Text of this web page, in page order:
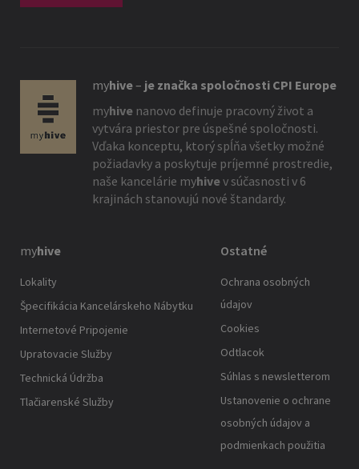
myhive– je značka spoločnosti CPI Europe
myhive nanovo definuje pracovný život a
vytvára priestor pre úspešné spoločnosti.
Vďaka konceptu, ktorý spĺňa všetky možné
požiadavky a poskytuje príjemné prostredie,
naše kancelárie myhivev súčasnosti v 6
krajinách stanovujú nové štandardy.
myhive
Lokality
Špecifikácia Kancelárskeho Nábytku
Internetové Pripojenie
Upratovacie Služby
Technická Údržba
Tlačiarenské Služby
Ostatné
Ochrana osobných
údajov
Cookies
Odtlacok
Súhlas s newsletterom
Ustanovenie o ochrane
osobných údajov a
podmienkach použitia